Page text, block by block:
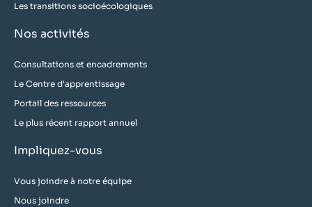
Les transitions socioécologiques
Nos activités
Consultations et encadrements
Le Centre d'apprentissage
Portail des ressources
Le plus récent rapport annuel
Impliquez-vous
Vous joindre à notre équipe
Nous joindre